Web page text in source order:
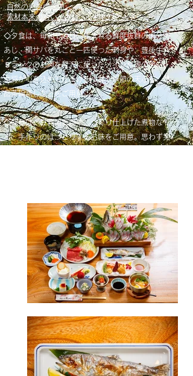
自然の恵みに感謝。
素材本来のおいしさに、心和むひととき
◇夕食は、毎朝その日に仕入れる鮮度抜群の大分関
あじ、関サバを丸ごと一匹使った刺身や、豊後牛Ａ
５ランクのお肉を贅沢に使ったメイン料理の他に、
女将が心を込めて仕上げる小鉢や季節の天ぷら、絶
品茶碗蒸しなどをご用意。
◇朝食は、豆乳湯豆腐やじっくり仕上げた煮物な
ど、手作りのほっこりするお味をご用意。思わず笑